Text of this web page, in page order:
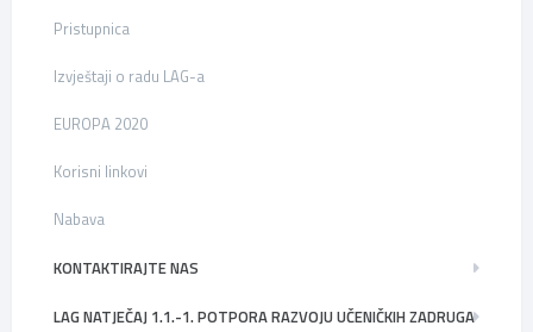
Pristupnica
Izvještaji o radu LAG-a
EUROPA 2020
Korisni linkovi
Nabava
KONTAKTIRAJTE NAS
LAG NATJEČAJ 1.1.-1. POTPORA RAZVOJU UČENIČKIH ZADRUGA